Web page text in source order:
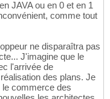
JAVA ou en 0 et en 1
comme tout
ne disparaîtra pas
J'imagine que le
l'arrivée de
des plans. Je
commerce des